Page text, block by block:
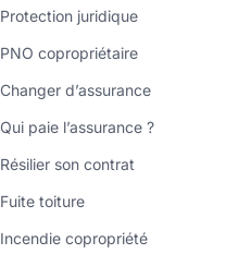
Protection juridique
PNO copropriétaire
Changer d’assurance
Qui paie l’assurance ?
Résilier son contrat
Fuite toiture
Incendie copropriété